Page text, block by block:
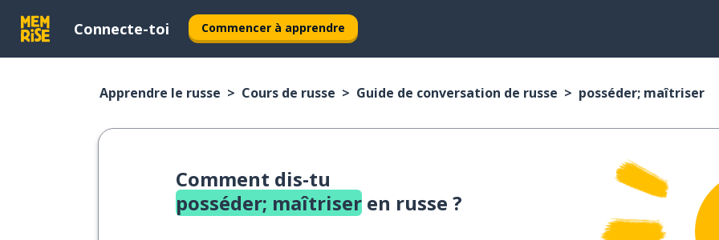
Connecte-toi Commencer à apprendre
Apprendre le russe Cours de russe Guide de conversation de russe posséder; maîtriser
Comment dis-tu
posséder; maîtriser en russe ?